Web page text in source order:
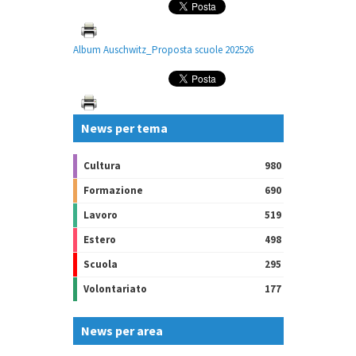
Album Auschwitz_Proposta scuole 202526
News per tema
Cultura
980
Formazione
690
Lavoro
519
Estero
498
Scuola
295
Volontariato
177
News per area